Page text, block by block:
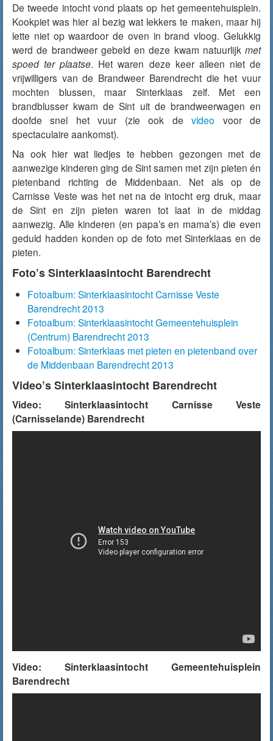
De tweede intocht vond plaats op het gemeentehuisplein.
Kookpiet was hier al bezig wat lekkers te maken, maar hij
lette niet op waardoor de oven in brand vloog. Gelukkig
werd de brandweer gebeld en deze kwam natuurlijk met
spoed ter plaatse. Het waren deze keer alleen niet de
vrijwilligers van de Brandweer Barendrecht die het vuur
mochten blussen, maar Sinterklaas zelf. Met een
brandblusser kwam de Sint uit de brandweerwagen en
doofde snel het vuur (zie ook devideo voor de
spectaculaire aankomst).
Na ook hier wat liedjes te hebben gezongen met de
aanwezige kinderen ging de Sint samen met zijn pieten én
pietenband richting de Middenbaan. Net als op de
Carnisse Veste was het net na de intocht erg druk, maar
de Sint en zijn pieten waren tot laat in de middag
aanwezig. Alle kinderen (en papa’s en mama’s) die even
geduld hadden konden op de foto met Sinterklaas en de
pieten.
Foto’s Sinterklaasintocht Barendrecht
Fotoalbum: Sinterklaasintocht Carnisse Veste
Barendrecht 2013
Fotoalbum: Sinterklaasintocht Gemeentehuisplein
(Centrum) Barendrecht 2013
Fotoalbum: Sinterklaas met pieten en pietenband over
de Middenbaan Barendrecht 2013
Video’s Sinterklaasintocht Barendrecht
Video: Sinterklaasintocht Carnisse Veste
(Carnisselande) Barendrecht
Video: Sinterklaasintocht Gemeentehuisplein
Barendrecht